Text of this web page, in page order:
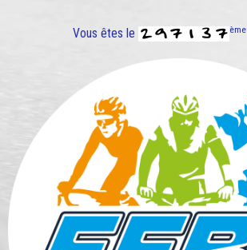
Vous êtes le ème